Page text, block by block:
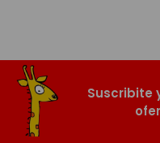
Suscribite